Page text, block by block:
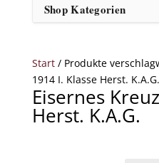
Start/ Produkte
1914 I. Klasse Herst.
Eisernes
Herst. K.A.G.
Shop Kategorien